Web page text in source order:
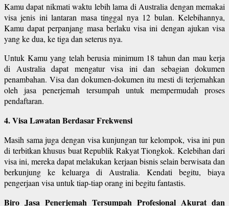
Kamu dapat nikmati waktu lebih lama di Australia dengan memakai
visa jenis ini lantaran masa tinggal nya 12 bulan. Kelebihannya,
Kamu dapat perpanjang masa berlaku visa ini dengan ajukan visa
yang ke dua, ke tiga dan seterus nya.
Untuk Kamu yang telah berusia minimum 18 tahun dan mau kerja
di Australia dapat mengatur visa ini dan sebagian dokumen
penambahan. Visa dan dokumen-dokumen itu mesti di terjemahkan
oleh jasa penerjemah tersumpah untuk mempermudah proses
pendaftaran.
4. Visa Lawatan Berdasar Frekwensi
Masih sama juga dengan visa kunjungan tur kelompok, visa ini pun
di terbitkan khusus buat Republik Rakyat Tiongkok. Kelebihan dari
visa ini, mereka dapat melakukan kerjaan bisnis selain berwisata dan
berkunjung ke keluarga di Australia. Kendati begitu, biaya
pengerjaan visa untuk tiap-tiap orang ini begitu fantastis.
Biro Jasa Penerjemah Tersumpah Profesional Akurat dan